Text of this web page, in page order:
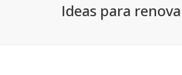
Ideas para